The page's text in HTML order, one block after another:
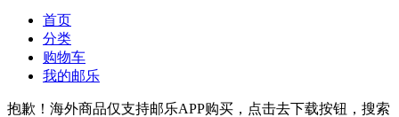
首页
分类
购物车
我的邮乐
抱歉！海外商品仅支持邮乐APP购买，点击去下载按钮，搜索